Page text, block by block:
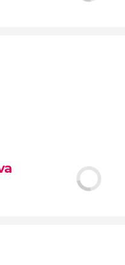
entrada preferente
Foro y Palatino
tour